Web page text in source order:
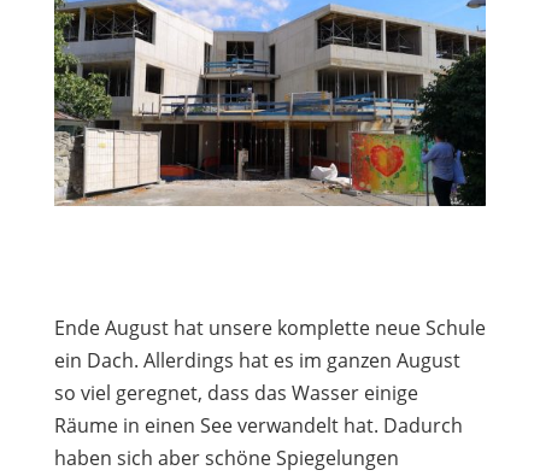
Ende August hat unsere komplette neue Schule
ein Dach. Allerdings hat es im ganzen August
so viel geregnet, dass das Wasser einige
Räume in einen See verwandelt hat. Dadurch
haben sich aber schöne Spiegelungen